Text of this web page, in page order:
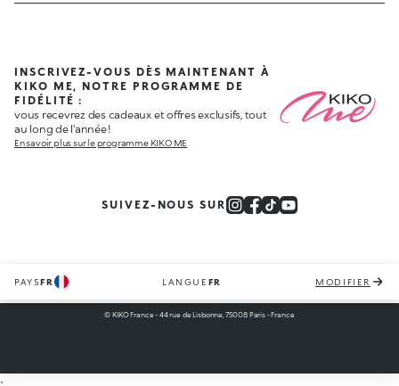
INSCRIVEZ-VOUS DÈS MAINTENANT À
KIKO ME, NOTRE PROGRAMME DE
FIDÉLITÉ :
vous recevrez des cadeaux et offres exclusifs, tout
au long de l'année !
En savoir plus sur le programme KIKO ME
SUIVEZ-NOUS SUR
PAYSFR LANGUE FR MODIFIER
© KIKO France - 44 rue de Lisbonne, 75008 Paris - France